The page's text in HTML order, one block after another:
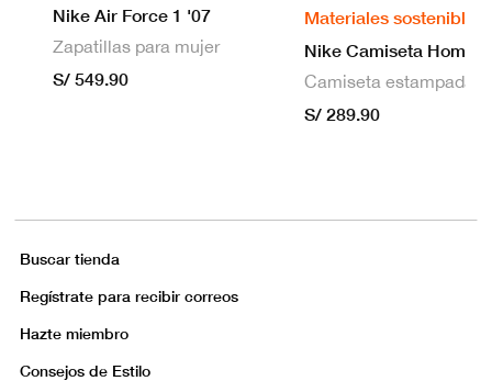
Nike Air Force 1 '07
Zapatillas para mujer
S/ 549.90
Materiales sostenibles
S/ 289.90
Buscar tienda
Regístrate para recibir correos
Hazte miembro
Consejos de Estilo